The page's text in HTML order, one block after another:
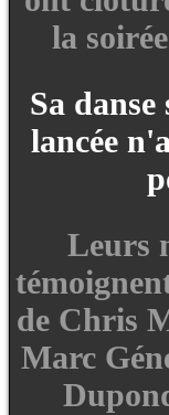
la
Sa
lancée
Leurs
de Chris
Marc